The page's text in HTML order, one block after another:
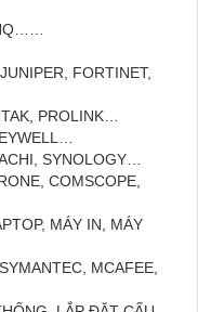
FORTINET,
PROLINK…
SYNOLOGY…
COMSCOPE,
MÁY IN, MÁY
MCAFEE,